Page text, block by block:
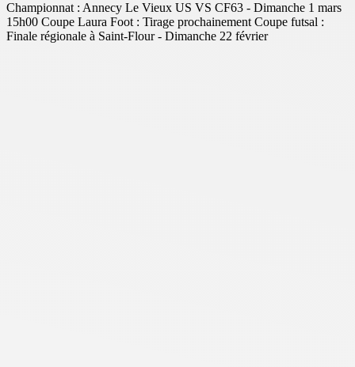
Championnat : Annecy Le Vieux US VS CF63 - Dimanche 1 mars
15h00 Coupe Laura Foot : Tirage prochainement Coupe futsal :
Finale régionale à Saint-Flour - Dimanche 22 février